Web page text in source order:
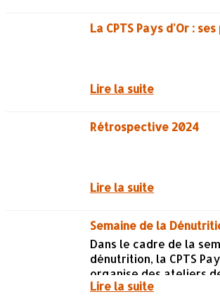
Lire la suite
Rétrospective 2024
Lire la suite
Semaine de la
Dans le cadre de la
dénutrition, la CPTS
organise des ateliers
dans les EHPAD du
Lire la suite